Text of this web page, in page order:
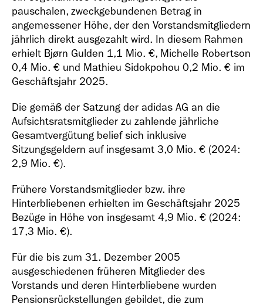
pauschalen, zweckgebundenen Betrag in
angemessener Höhe, der den Vorstandsmitgliedern
jährlich direkt ausgezahlt wird. In diesem Rahmen
erhielt Bjørn Gulden 1,1 Mio. €, Michelle Robertson
0,4 Mio. € und Mathieu Sidokpohou 0,2 Mio. € im
Geschäftsjahr 2025.
Die gemäß der Satzung der adidas AG an die
Aufsichtsratsmitglieder zu zahlende jährliche
Gesamtvergütung belief sich inklusive
Sitzungsgeldern auf insgesamt 3,0 Mio. € (2024:
2,9 Mio. €).
Frühere Vorstandsmitglieder bzw. ihre
Hinterbliebenen erhielten im Geschäftsjahr 2025
Bezüge in Höhe von insgesamt 4,9 Mio. € (2024:
17,3 Mio. €).
Für die bis zum 31. Dezember 2005
ausgeschiedenen früheren Mitglieder des
Vorstands und deren Hinterbliebene wurden
Pensionsrückstellungen gebildet, die zum